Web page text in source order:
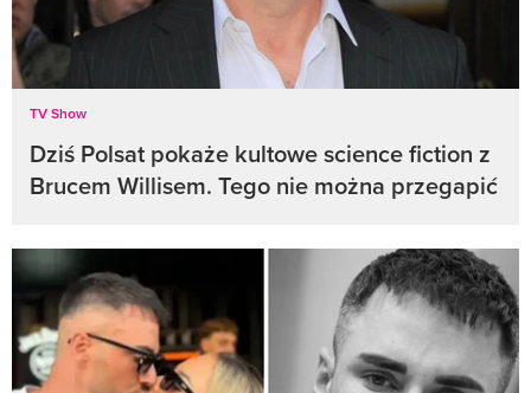
TV Show
Dziś Polsat pokaże kultowe science fiction z
Brucem Willisem. Tego nie można przegapić